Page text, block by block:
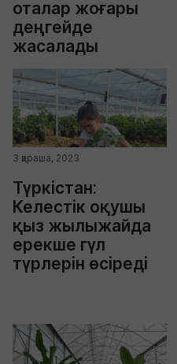
оталар жоғары
деңгейде
жасалады
3 қараша, 2023
Түркістан:
Келестік оқушы
қыз жылыжайда
ерекше гүл
түрлерін өсіреді